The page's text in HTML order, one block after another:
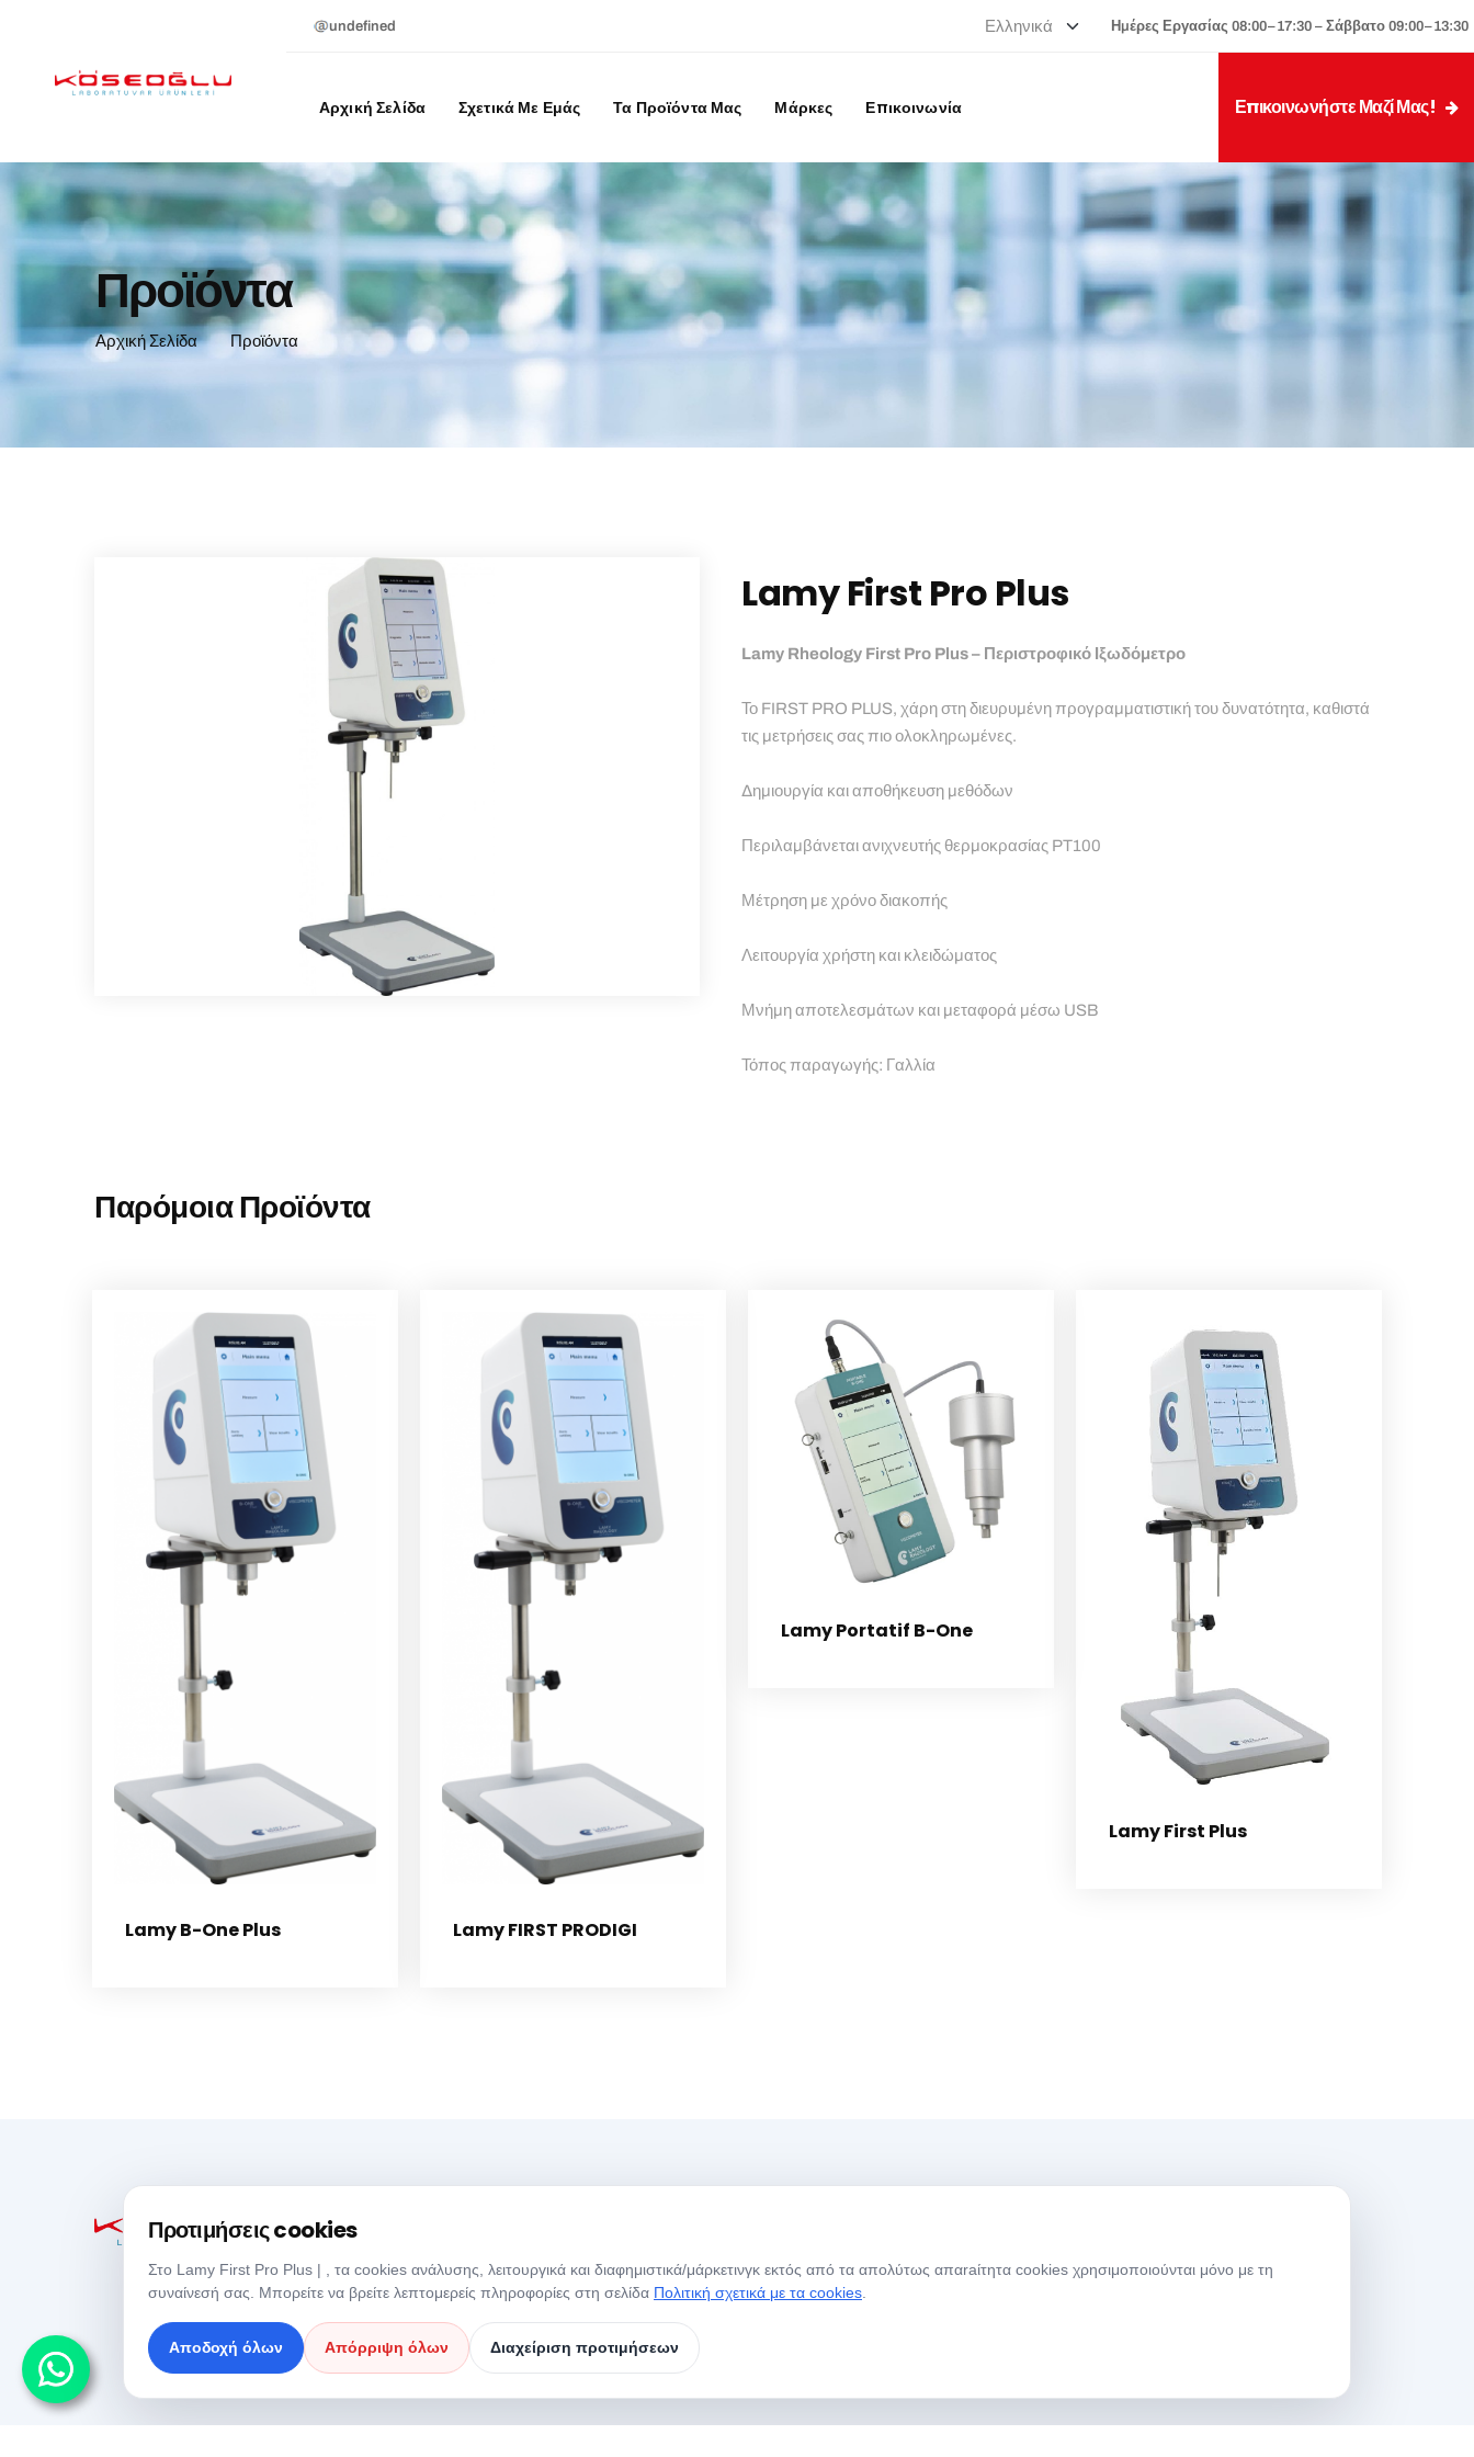
undefined Ημέρες Εργασίας 08:00–17:30 – Σάββατο 09:00–13:30
Αρχική Σελίδα Σχετικά Με Εμάς Τα Προϊόντα Μας Μάρκες Επικοινωνία Επικοινωνήστε Μαζί Μας!
Προϊόντα
Αρχική Σελίδα Προϊόντα
Lamy First Pro Plus
Lamy Rheology First Pro Plus – Περιστροφικό Ιξωδόμετρο
Το FIRST PRO PLUS, χάρη στη διευρυμένη προγραμματιστική του δυνατότητα, καθιστά
τις μετρήσεις σας πιο ολοκληρωμένες.
Δημιουργία και αποθήκευση μεθόδων
Περιλαμβάνεται ανιχνευτής θερμοκρασίας PT100
Μέτρηση με χρόνο διακοπής
Λειτουργία χρήστη και κλειδώματος
Μνήμη αποτελεσμάτων και μεταφορά μέσω USB
Τόπος παραγωγής: Γαλλία
Παρόμοια Προϊόντα
Lamy B-One Plus Lamy FIRST PRODIGI
Lamy Portatif B-One
Lamy First Plus
Αρχική Σελίδα Σχετικά με Εμάς
Τα Προϊόντα Μας
Ημέρες
08:00-
Προτιμήσεις cookies
Στο Lamy First Pro Plus | , τα cookies ανάλυσης, λειτουργικά και διαφημιστικά/μάρκετινγκ εκτός από τα απολύτως απαraίτητα cookies χρησιμοποιούνται μόνο με τη
συναίνεσή σας. Μπορείτε να βρείτε λεπτομερείς πληροφορίες στη σελίδα Πολιτική σχετικά με τα cookies
Αποδοχή όλων Απόρριψη όλων Διαχείριση προτιμήσεων